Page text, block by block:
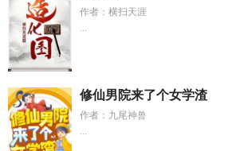
作者：横扫天涯
...
修仙男院来了个女学渣
作者：九尾神兽
...